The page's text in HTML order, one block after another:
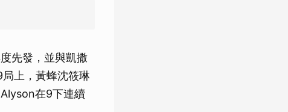
先發，並與凱撒
上，黃蜂沈筱琳
在9下連續